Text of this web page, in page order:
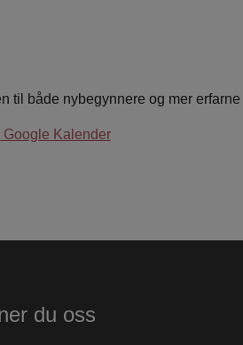
til både nybegynnere og mer
Google Kalender
du oss